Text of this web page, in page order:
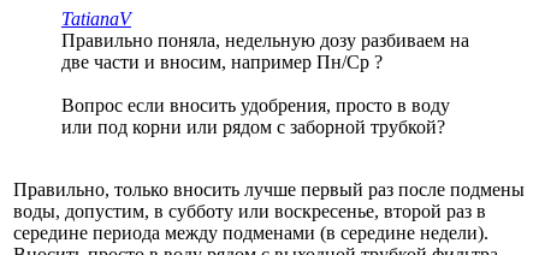
TatianaV
Правильно поняла, недельную дозу разбиваем на
две части и вносим, например Пн/Ср ?
Вопрос если вносить удобрения, просто в воду
или под корни или рядом с заборной трубкой?
Правильно, только вносить лучше первый раз после подмены
воды, допустим, в субботу или воскресенье, второй раз в
середине периода между подменами (в середине недели).